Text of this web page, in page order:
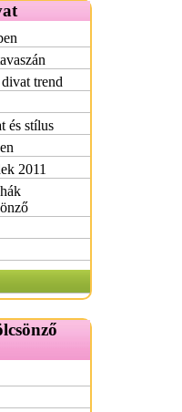
trend
és stílus
2011